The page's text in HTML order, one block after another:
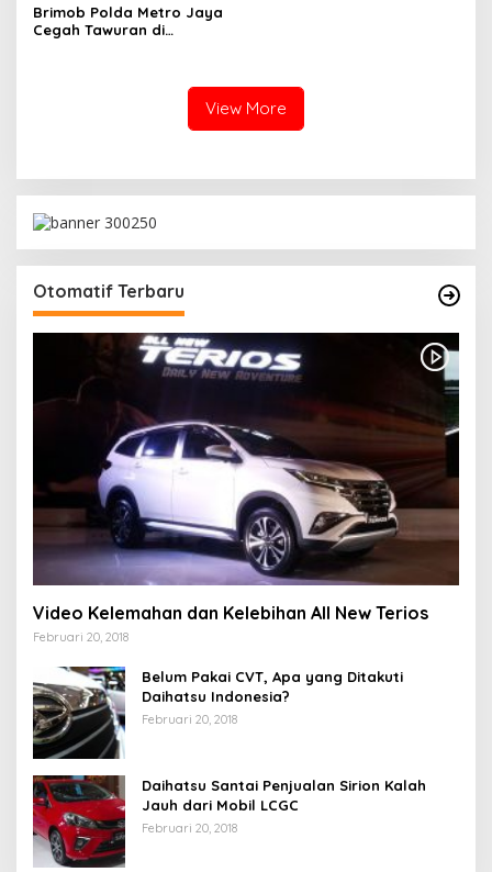
Brimob Polda Metro Jaya
Cegah Tawuran di
View More
Otomatif Terbaru
Video Kelemahan dan Kelebihan All New Terios
Februari 20, 2018
Belum Pakai CVT, Apa yang Ditakuti
Daihatsu Indonesia?
Februari 20, 2018
Daihatsu Santai Penjualan Sirion Kalah
Jauh dari Mobil LCGC
Februari 20, 2018